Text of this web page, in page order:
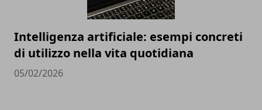
Intelligenza artificiale: esempi concreti
di utilizzo nella vita quotidiana
05/02/2026